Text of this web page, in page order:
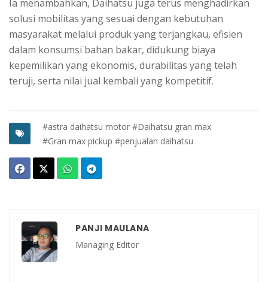
Ia menambahkan, Daihatsu juga terus menghadirkan
solusi mobilitas yang sesuai dengan kebutuhan
masyarakat melalui produk yang terjangkau, efisien
dalam konsumsi bahan bakar, didukung biaya
kepemilikan yang ekonomis, durabilitas yang telah
teruji, serta nilai jual kembali yang kompetitif.
#astra daihatsu motor #Daihatsu gran max
#Gran max pickup #penjualan daihatsu
PANJI MAULANA
Managing Editor